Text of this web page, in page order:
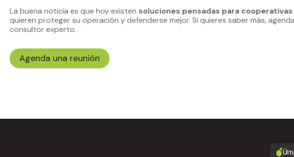
La buena noticia es que hoy existen soluciones pensadas para
quieren proteger su operación y defenderse mejor. Si quieres saber más,
consultor experto.
Agenda una reunión